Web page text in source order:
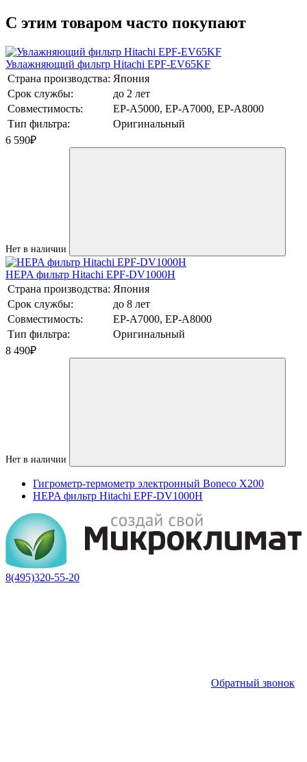
C этим товаром часто покупают
Увлажняющий фильтр Hitachi EPF-EV65KF
Страна производства: Япония
Срок службы:
до 2 лет
Совместимость:
EP-A5000, EP-A7000, EP-A8000
Тип фильтра:
Оригинальный
6 590₽
Нет в наличии
HEPA фильтр Hitachi EPF-DV1000H
Страна производства: Япония
Срок службы:
до 8 лет
Совместимость:
EP-A7000, EP-A8000
Тип фильтра:
Оригинальный
8 490₽
Нет в наличии
Гигрометр-термометр электронный Boneco X200
HEPA фильтр Hitachi EPF-DV1000H
8(495)320-55-20
Обратный звонок